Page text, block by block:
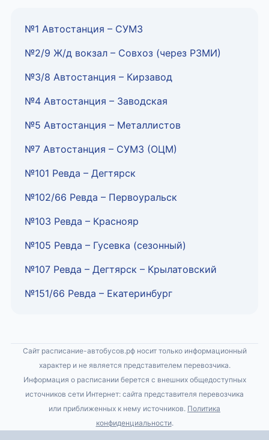
№1 Автостанция – СУМЗ
№2/9 Ж/д вокзал – Совхоз (через РЗМИ)
№3/8 Автостанция – Кирзавод
№4 Автостанция – Заводская
№5 Автостанция – Металлистов
№7 Автостанция – СУМЗ (ОЦМ)
№101 Ревда – Дегтярск
№102/66 Ревда – Первоуральск
№103 Ревда – Краснояр
№105 Ревда – Гусевка (сезонный)
№107 Ревда – Дегтярск – Крылатовский
№151/66 Ревда – Екатеринбург
Сайт расписание-автобусов.рф носит только информационный
характер и не является представителем перевозчика.
Информация о расписании берется с внешних общедоступных
источников сети Интернет: сайта представителя перевозчика
или приближенных к нему источников. Политика
конфиденциальности.